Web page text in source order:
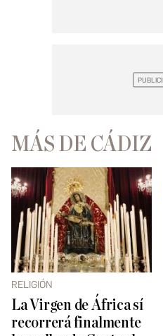
MÁS DE CÁDIZ
RELIGIÓN
La Virgen de África sí
recorrerá finalmente